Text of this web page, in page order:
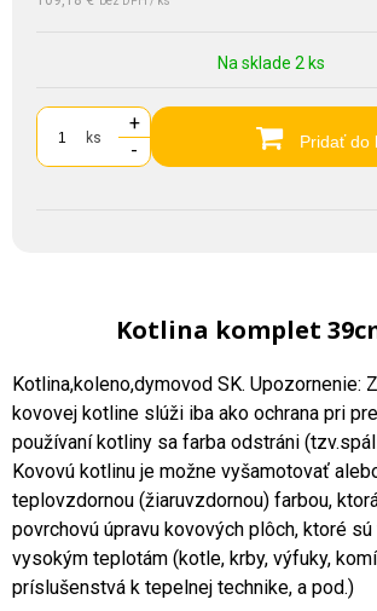
Na sklade 2 ks
ks
+
-
Pridať do
Kotlina komplet
Kotlina,koleno,dymovod SK. Upozornenie:
kovovej kotline slúži iba ako ochrana pri
používaní kotliny sa farba odstráni
Kovovú kotlinu je možne vyšamotovať
teplovzdornou (žiaruvzdornou) farbou,
povrchovú úpravu kovových plôch, ktoré
vysokým teplotám (kotle, krby, výfuky,
príslušenstvá k tepelnej technike, a pod.)